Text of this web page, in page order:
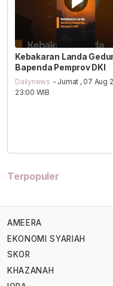
Kebakaran Landa
Bapenda Pemprov DKI
Dailynews - Jumat , 07 Aug
23:00 WIB
Terpopuler
AMEERA
EKONOMI SYARIAH
SKOR
KHAZANAH